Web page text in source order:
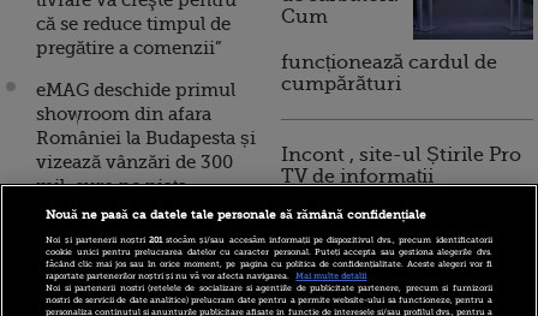
că se reduce timpul de
pregătire a comenzii”
eMAG deschide primul
showroom din afara
României la Budapesta și
vizează vânzări de 300
mil. euro pe piața
ungară, în 2020
Retailerul online eMAG
lansează livrarea cu
automobile 100%
Cum
funcționează cardul de
cumpărături
Incont , site-ul Știrile Pro
TV de informații
financiară, a devenit iBani
10 reguli pentru decizii
Nouă ne pasă ca datele tale personale să rămână confidențiale
Noi și partenerii noștri201stocăm și/sau accesăm informații pe dispozitivul dvs., precum identificatorii
cookie unici pentru prelucrarea datelor cu caracter personal. Puteți accepta sau gestiona alegerile dvs.
făcând clic mai jos sau în orice moment, pe pagina cu politica de confidențialitate. Aceste alegeri vor fi
raportate partenerilor noștri și nu vă vor afecta navigarea.
Mai multe detalii
Noi si partenerii nostri (retelele de socializare si agentiile de publicitate partenere, precum si furnizorii
nostri de servicii de date analitice) prelucram date pentru a permite website-ului sa functioneze, pentru a
personaliza continutul si anunturile publicitare afisate in functie de interesele si/sau profilul dvs., pentru a